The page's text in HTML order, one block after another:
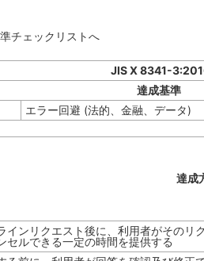
チェックリストへ
JIS X 8341-
達成基準
エラー回避 (法的、金融、データ)
達成
インリクエスト後に、利用者がそのリ
セルできる一定の時間を提供する